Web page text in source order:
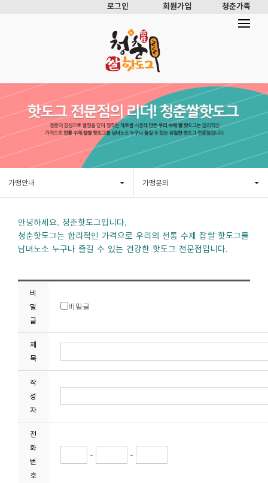
로그인 회원가입 청춘가족
가맹안내 가맹문의
안녕하세요. 청춘핫도그입니다.
청춘핫도그는 합리적인 가격으로 우리의 전통 수제 찹쌀 핫도그를
남녀노소 누구나 즐길 수 있는 건강한 핫도그 전문점입니다.
비
밀
글
비밀글
제
목
작
성
자
전
화
번
호
- -